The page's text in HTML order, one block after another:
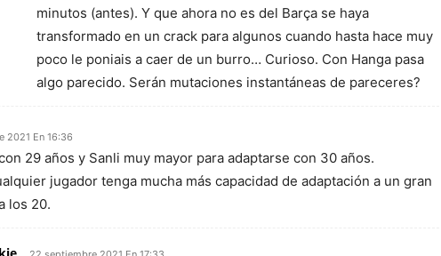
minutos (antes). Y que ahora no es del Barça se haya
transformado en un crack para algunos cuando hasta hace muy
poco le poniais a caer de un burro… Curioso. Con Hanga pasa
algo parecido. Serán mutaciones instantáneas de pareceres?
2021 En 16:36
29 años y Sanli muy mayor para adaptarse con 30 años.
jugador tenga mucha más capacidad de adaptación a un gran
los 20.